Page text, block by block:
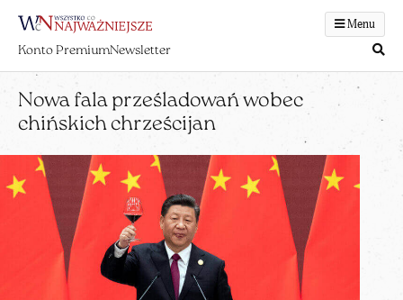
Menu
Konto PremiumNewsletter
Nowa fala prześladowań wobec
chińskich chrześcijan